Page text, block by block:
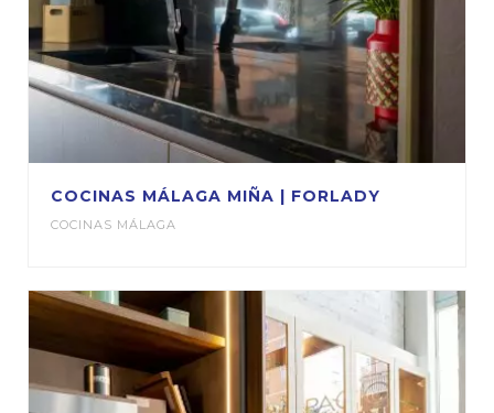
COCINAS MÁLAGA MIÑA | FORLADY
COCINAS MÁLAGA